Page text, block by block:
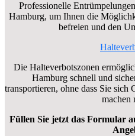
Professionelle
Hamburg, um Ihnen die
befreien und den
Die Halteverbotszonen
Hamburg schnell und
transportieren, ohne dass Sie sich
machen
Füllen Sie jetzt das Formular